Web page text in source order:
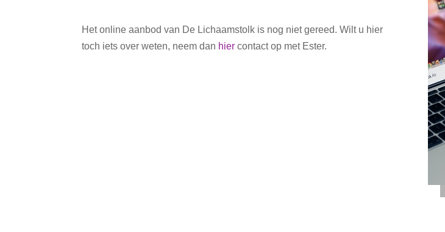
Het online aanbod van De Lichaamstolk is nog niet gereed. Wilt u hier
toch iets over weten, neem dan hier contact op met Ester.